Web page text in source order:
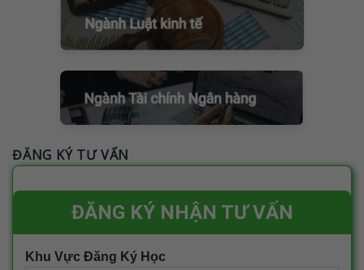
ĐĂNG KÝ TƯ VẤN
ĐĂNG KÝ NHẬN TƯ VẤN
Khu Vực Đăng Ký Học